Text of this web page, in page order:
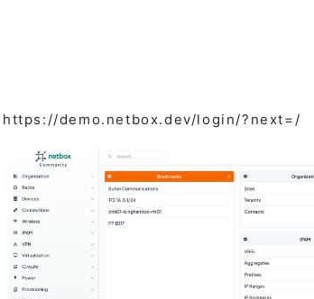
https://demo.netbox.dev/login/?next=/